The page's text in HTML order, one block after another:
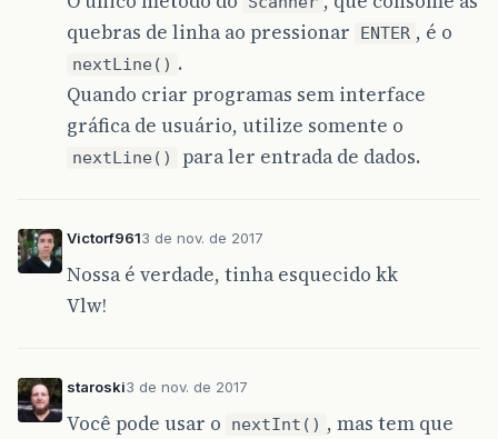
quebras de linha ao pressionar
ENTER , é o
nextLine() .
Quando criar programas sem interface
gráfica de usuário, utilize somente o
nextLine() para ler entrada de dados.
Victorf9613 de nov. de 2017
Nossa é verdade, tinha esquecido kk
Vlw!
staroski3 de nov. de 2017
Você pode usar o nextInt() , mas tem que